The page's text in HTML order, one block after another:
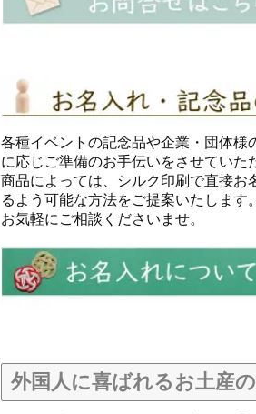
各種イベントの記念品や企業・団体様
に応じご準備のお手伝いをさせていた
商品によっては、シルク印刷で直接お
るよう可能な方法をご提案いたします。
お気軽にご相談くださいませ。
外国人に喜ばれるお土産